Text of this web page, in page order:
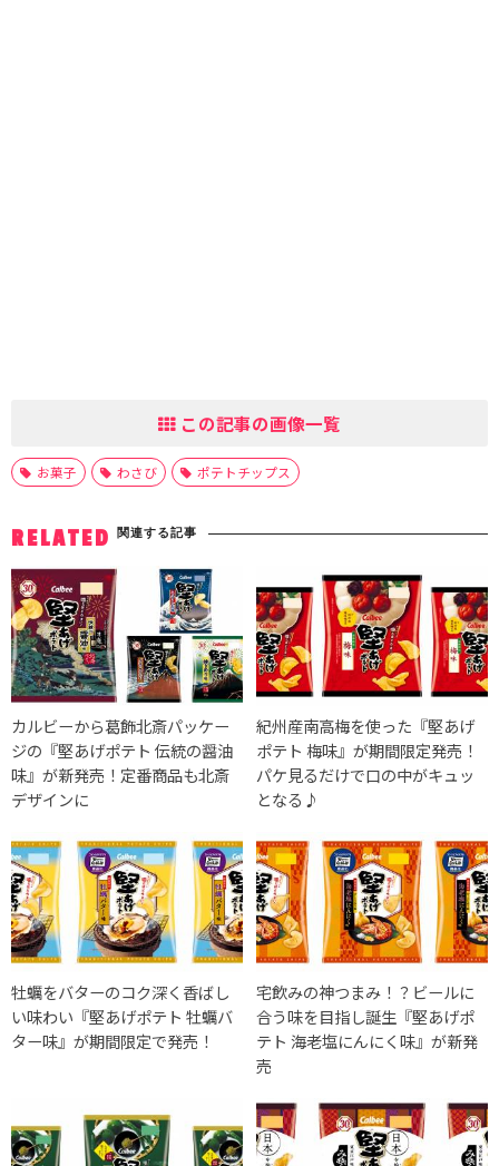
この記事の画像一覧
お菓子 わさび ポテトチップス
RELATED 関連する記事
カルビーから葛飾北斎パッケー
ジの『堅あげポテト 伝統の醤油
味』が新発売！定番商品も北斎
デザインに
紀州産南高梅を使った『堅あげ
ポテト 梅味』が期間限定発売！
パケ見るだけで口の中がキュッ
となる♪
牡蠣をバターのコク深く香ばし
い味わい『堅あげポテト 牡蠣バ
ター味』が期間限定で発売！
宅飲みの神つまみ！？ビールに
合う味を目指し誕生『堅あげポ
テト 海老塩にんにく味』が新発
売